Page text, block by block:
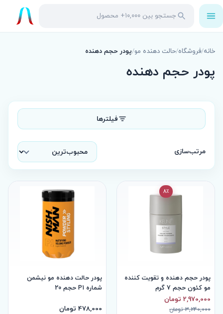
باز
کردن
منو
جستجو
در
محصولات
جستجو
خانه/فروشگاه/حالت دهنده مو/پودر حجم دهنده
پودر حجم دهنده
فیلترها
مرتب‌سازی
8٪
پودر حجم دهنده و تقویت کننده
مو کئون حجم 7 گرم
2,970,000 تومان
3,240,000 تومان
پودر حالت دهنده مو نیشمن
شماره P1 حجم 20
478,000 تومان